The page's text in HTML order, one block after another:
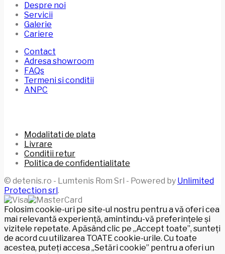
Despre noi
Servicii
Galerie
Cariere
Contact
Adresa showroom
FAQs
Termeni si conditii
ANPC
Modalitati de plata
Livrare
Conditii retur
Politica de confidentialitate
© detenis.ro - Lumtenis Rom Srl - Powered by Unlimited
Protection srl.
Folosim cookie-uri pe site-ul nostru pentru a vă oferi cea
mai relevantă experiență, amintindu-vă preferințele și
vizitele repetate. Apăsând clic pe „Accept toate”, sunteți
de acord cu utilizarea TOATE cookie-urile. Cu toate
acestea, puteți accesa „Setări cookie” pentru a oferi un